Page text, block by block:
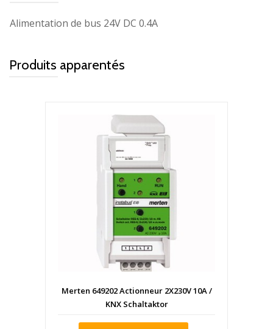
Alimentation de bus 24V DC 0.4A
Produits apparentés
Merten 649202 Actionneur 2X230V 10A /
KNX Schaltaktor